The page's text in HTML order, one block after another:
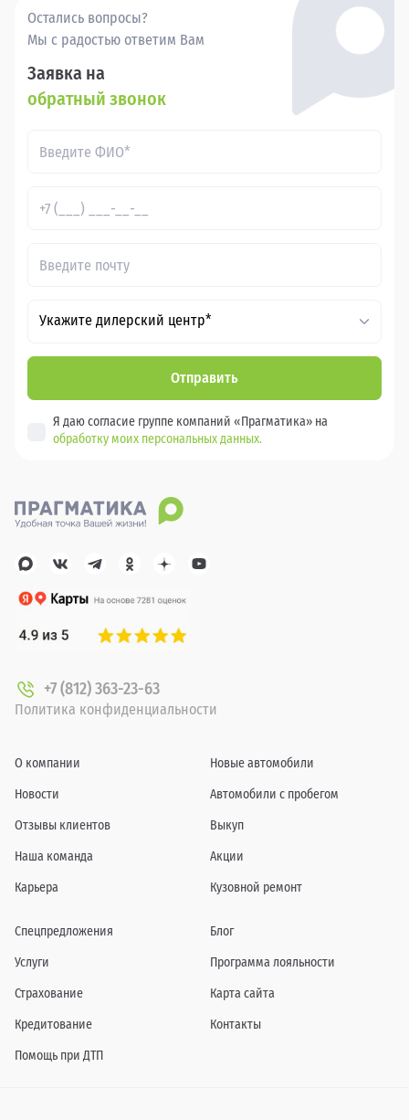
Остались вопросы?
Мы с радостью ответим Вам
Заявка на
обратный звонок
Укажите дилерский центр*
Отправить
Я даю согласие группе компаний «Прагматика» на
обработку моих персональных данных.
+7 (812) 363-23-63
Политика конфиденциальности
О компании
Новости
Отзывы клиентов
Наша команда
Карьера
Новые автомобили
Автомобили с пробегом
Выкуп
Акции
Кузовной ремонт
Спецпредложения
Услуги
Страхование
Кредитование
Помощь при ДТП
Блог
Программа лояльности
Карта сайта
Контакты